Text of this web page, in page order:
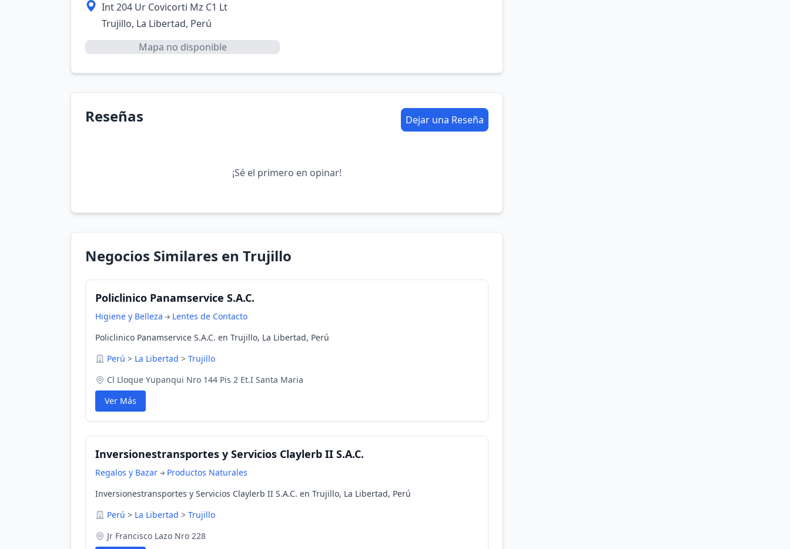
Int 204 Ur Covicorti Mz C1 Lt
Trujillo, La Libertad, Perú
Mapa no disponible
Reseñas Dejar una Reseña
¡Sé el primero en opinar!
Negocios Similares en Trujillo
Policlinico Panamservice S.A.C.
Higiene y Belleza
Lentes de Contacto
Policlinico Panamservice S.A.C. en Trujillo, La Libertad, Perú
Perú > La Libertad > Trujillo
Cl Lloque Yupanqui Nro 144 Pis 2 Et.I Santa Maria
Ver Más
Inversionestransportes y Servicios Claylerb II S.A.C.
Regalos y Bazar
Productos Naturales
Inversionestransportes y Servicios Claylerb II S.A.C. en Trujillo, La Libertad, Perú
Perú > La Libertad > Trujillo
Jr Francisco Lazo Nro 228